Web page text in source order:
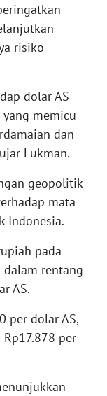
risiko
dolar AS
memicu
dan
Lukman.
geopolitik
mata
Indonesia.
pada
rentang
AS.
per dolar AS,
per